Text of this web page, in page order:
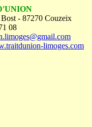
- 87270 Couzeix
08
limoges.com